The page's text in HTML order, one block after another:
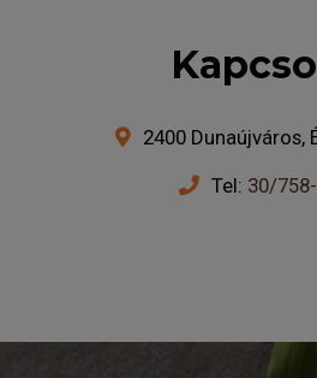
2400 Dunaújváros,
Tel: 30/